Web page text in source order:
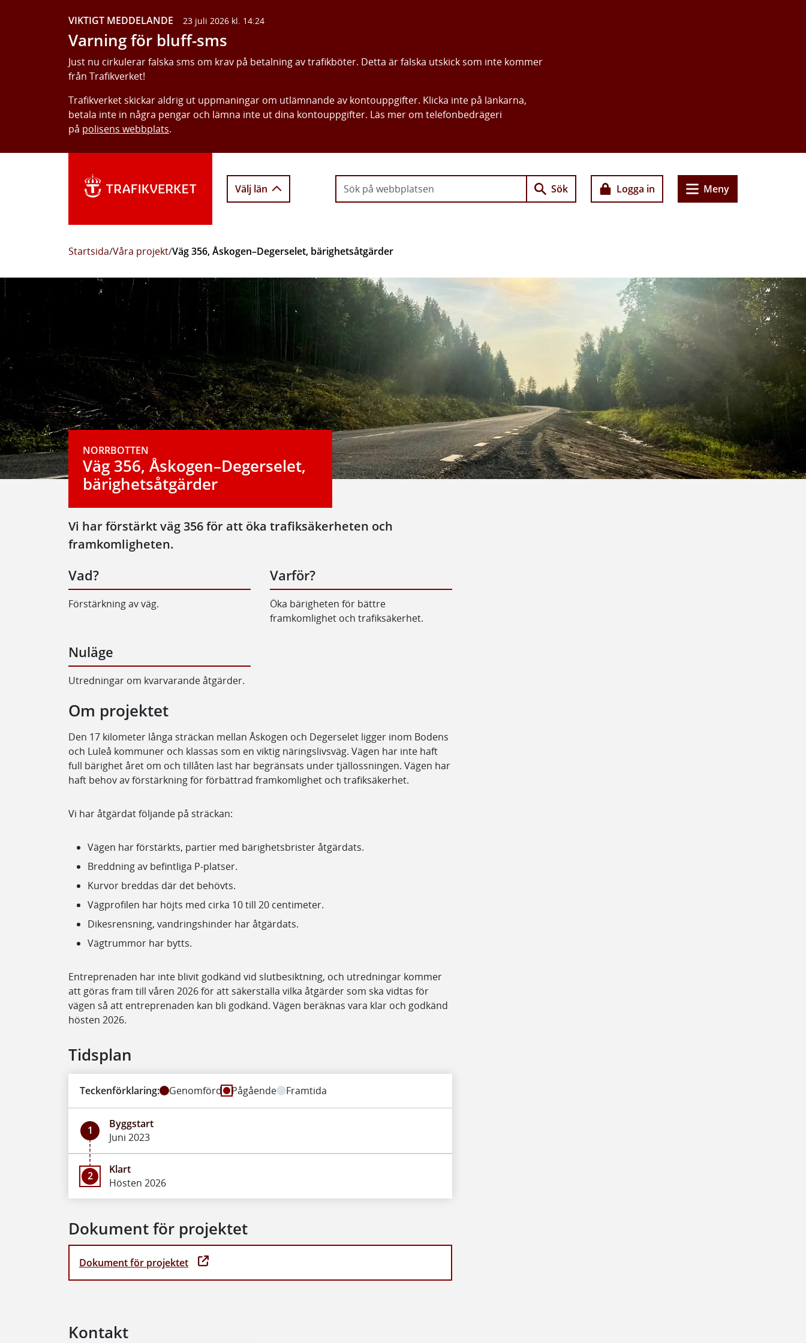
VIKTIGT MEDDELANDE 23 juli 2026 kl. 14:24
Varning för bluff-sms
Just nu cirkulerar falska sms om krav på betalning av trafikböter. Detta är falska utskick som inte kommer
från Trafikverket!
Trafikverket skickar aldrig ut uppmaningar om utlämnande av kontouppgifter. Klicka inte på länkarna,
betala inte in några pengar och lämna inte ut dina kontouppgifter. Läs mer om telefonbedrägeri
på polisens webbplats.
Välj län Sök Logga in Meny
Startsida/Våra projekt/Väg 356, Åskogen–Degerselet, bärighetsåtgärder
NORRBOTTEN
Väg 356, Åskogen–Degerselet,
bärighetsåtgärder
Vi har förstärkt väg 356 för att öka trafiksäkerheten och
framkomligheten.
Vad?
Förstärkning av väg.
Varför?
Öka bärigheten för bättre
framkomlighet och trafiksäkerhet.
Nuläge
Utredningar om kvarvarande åtgärder.
Om projektet
Den 17 kilometer långa sträckan mellan Åskogen och Degerselet ligger inom Bodens
och Luleå kommuner och klassas som en viktig näringslivsväg. Vägen har inte haft
full bärighet året om och tillåten last har begränsats under tjällossningen. Vägen har
haft behov av förstärkning för förbättrad framkomlighet och trafiksäkerhet.
Vi har åtgärdat följande på sträckan:
Vägen har förstärkts, partier med bärighetsbrister åtgärdats.
Breddning av befintliga P-platser.
Kurvor breddas där det behövts.
Vägprofilen har höjts med cirka 10 till 20 centimeter.
Dikesrensning, vandringshinder har åtgärdats.
Vägtrummor har bytts.
Entreprenaden har inte blivit godkänd vid slutbesiktning, och utredningar kommer
att göras fram till våren 2026 för att säkerställa vilka åtgärder som ska vidtas för
vägen så att entreprenaden kan bli godkänd. Vägen beräknas vara klar och godkänd
hösten 2026.
Tidsplan
Teckenförklaring: Genomförd Pågående Framtida
1
Byggstart
Juni 2023
2
Klart
Hösten 2026
Dokument för projektet
Dokument för projektet
Kontakt